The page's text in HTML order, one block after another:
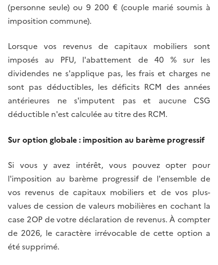
(personne seule) ou 9 200 € (couple marié soumis à
imposition commune).
Lorsque vos revenus de capitaux mobiliers sont
imposés au PFU, l'abattement de 40 % sur les
dividendes ne s'applique pas, les frais et charges ne
sont pas déductibles, les déficits RCM des années
antérieures ne s'imputent pas et aucune CSG
déductible n'est calculée au titre des RCM.
Sur option globale : imposition au barème progressif
Si vous y avez intérêt, vous pouvez opter pour
l'imposition au barème progressif de l'ensemble de
vos revenus de capitaux mobiliers et de vos plus-
values de cession de valeurs mobilières en cochant la
case 2OP de votre déclaration de revenus. À compter
de 2026, le caractère irrévocable de cette option a
été supprimé.